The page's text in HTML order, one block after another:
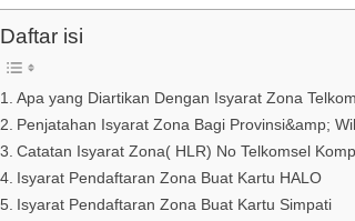
Daftar isi
Apa yang Diartikan Dengan Isyarat Zona
Penjatahan Isyarat Zona Bagi Provinsi&amp;
Catatan Isyarat Zona( HLR) No Telkomsel
Isyarat Pendaftaran Zona Buat Kartu HALO
Isyarat Pendaftaran Zona Buat Kartu Simpati